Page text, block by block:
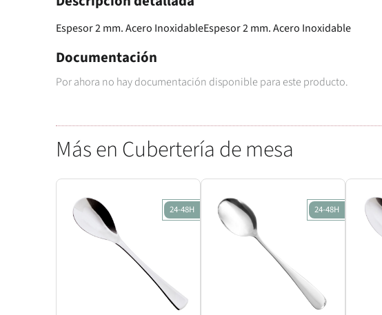
Espesor 2 mm. Acero InoxidableEspesor 2 mm. Acero Inoxidable
Documentación
Por ahora no hay documentación disponible para este producto.
Más en Cubertería de mesa
24-48H 24-48H